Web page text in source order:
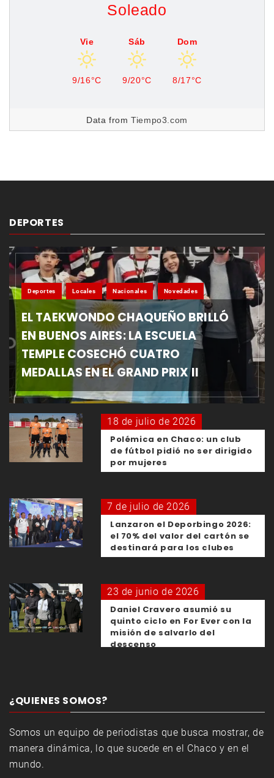
Soleado
Vie
9/16°C
Sáb
9/20°C
Dom
8/17°C
Data fromTiempo3.com
DEPORTES
Deportes Locales Nacionales Novedades
EL TAEKWONDO CHAQUEÑO BRILLÓ
EN BUENOS AIRES: LA ESCUELA
TEMPLE COSECHÓ CUATRO
MEDALLAS EN EL GRAND PRIX II
18 de julio de 2026
Polémica en Chaco: un club
de fútbol pidió no ser dirigido
por mujeres
7 de julio de 2026
Lanzaron el Deporbingo 2026:
el 70% del valor del cartón se
destinará para los clubes
23 de junio de 2026
Daniel Cravero asumió su
quinto ciclo en For Ever con la
misión de salvarlo del
descenso
¿QUIENES SOMOS?
Somos un equipo de periodistas que busca mostrar, de
manera dinámica, lo que sucede en el Chaco y en el
mundo.